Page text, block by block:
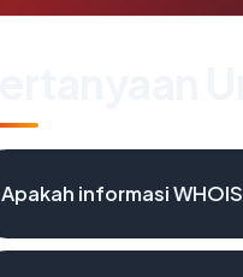
Apakah informasi